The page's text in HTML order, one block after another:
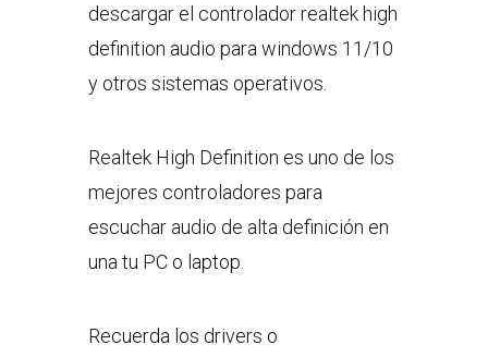
descargar el controlador realtek high
definition audio para windows 11/10
y otros sistemas operativos.
Realtek High Definition es uno de los
mejores controladores para
escuchar audio de alta definición en
una tu PC o laptop.
Recuerda los drivers o